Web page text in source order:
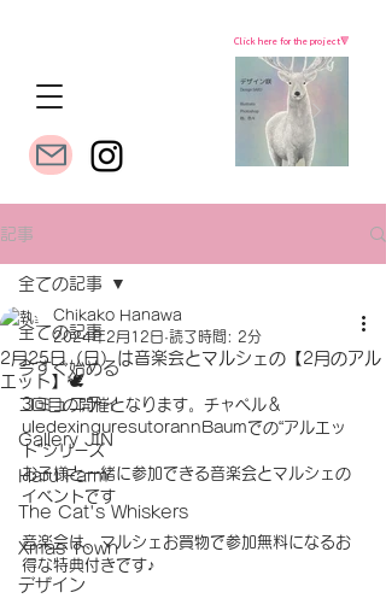
Click here for the project🔻
記事
全ての記事
今すぐ始める
コミュニティ
Gallery JIN
Haru Farm
The Cat's Whiskers
Xmas Town
デザイン
全ての記事
2月25日（日）は音楽会とマルシェの【2月のアル
エット】🕊
Chikako Hanawa
2024年2月12日 読了時間: 2分
3回目の開催となります。チャペル＆
uledexinguresutorannBaumでの“アルエッ
ト”シリーズ
お子様と一緒に参加できる音楽会とマルシェの
イベントです
音楽会は、マルシェお買物で参加無料になるお
得な特典付きです♪